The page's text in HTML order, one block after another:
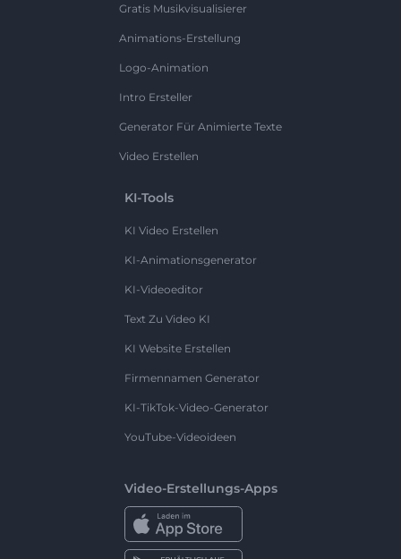
Gratis Musikvisualisierer
Animations-Erstellung
Logo-Animation
Intro Ersteller
Generator Für Animierte Texte
Video Erstellen
KI-Tools
KI Video Erstellen
KI-Animationsgenerator
KI-Videoeditor
Text Zu Video KI
KI Website Erstellen
Firmennamen Generator
KI-TikTok-Video-Generator
YouTube-Videoideen
Video-Erstellungs-Apps